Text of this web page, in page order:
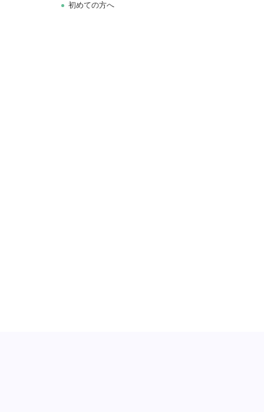
初めての方へ